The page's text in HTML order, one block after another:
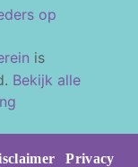
is
Bekijk alle
Privacy